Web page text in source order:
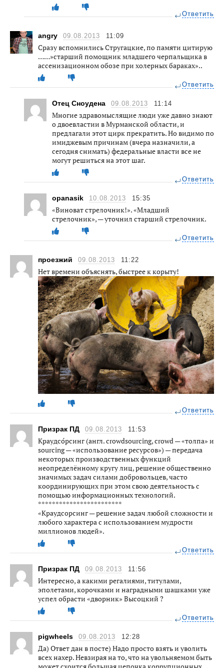
Ответить
angry 09.08.2013 11:09
Сразу вспомнились Стругацкие, по памяти цитирую
……»старший помощник младшего черпальщика в
ассенизационном обозе при холерных бараках»..
Ответить
Отец Сноудена 09.08.2013 11:14
Многие здравомыслящие люди уже давно знают
о двоевластии в Мурманской области, и
предлагали этот цирк прекратить. Но видимо по
имиджевым причинам (вчера назначили, а
сегодня снимать) федеральные власти все не
могут решиться на этот шаг.
Ответить
opanasik 10.08.2013 15:35
«Виноват стрелочник!». «Младший
стрелочник», — уточнил старший стрелочник.
Ответить
проезжий 09.08.2013 11:22
Нет времени объяснять, быстрее к корыту!
Ответить
Призрак ПД 09.08.2013 11:53
Краудсо́рсинг (англ. crowdsourcing, crowd — «толпа» и
sourcing — «использование ресурсов») — передача
некоторых производственных функций
неопределённому кругу лиц, решение общественно
значимых задач силами добровольцев, часто
координирующих при этом свою деятельность с
помощью информационных технологий.
************************
«Краудсорсинг — решение задач любой сложности и
любого характера с использованием мудрости
миллионов людей».
Ответить
Призрак ПД 09.08.2013 11:56
Интересно, а какими регалиями, титулами,
эполетами, корочками и наградными шашками уже
успел обрасти «дворник» Высоцкий ?
Ответить
pigwheels 09.08.2013 12:28
Да) Ответ дан в посте) Надо просто взять и уволить
всех нахер. Невзирая на то, что на увольняемом быть
может схоится большая цепочка коррупционных